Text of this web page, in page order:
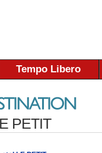
Tempo Libero
PETIT